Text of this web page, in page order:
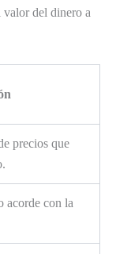
valor del dinero a
precios que
acorde con la